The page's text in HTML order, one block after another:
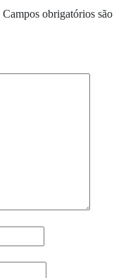
Campos obrigatórios são